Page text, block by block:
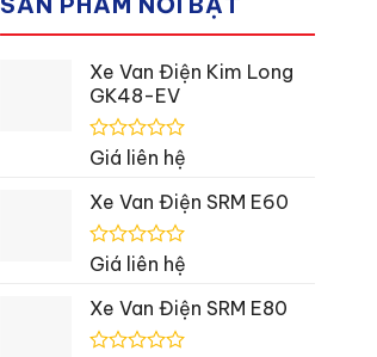
Xe Van Điện Kim Long
GK48-EV
Được
hạng
0
5
Giá liên hệ
Xe Van Điện SRM E60
Được
hạng
0
5
Giá liên hệ
Xe Van Điện SRM E80